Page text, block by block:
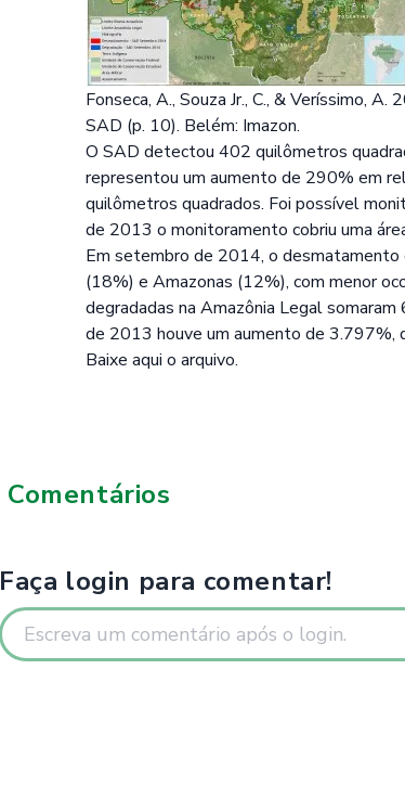
Fonseca, A., Souza Jr., C., & Veríssimo,
SAD (p. 10). Belém: Imazon.
O SAD detectou 402 quilômetros
representou um aumento de 290% em
quilômetros quadrados. Foi possível
de 2013 o monitoramento cobriu uma
Em setembro de 2014, o desmatamento
(18%) e Amazonas (12%), com menor
degradadas na Amazônia Legal
de 2013 houve um aumento de 3.797%,
Baixe aqui o arquivo.
Comentários
Faça login para comentar!